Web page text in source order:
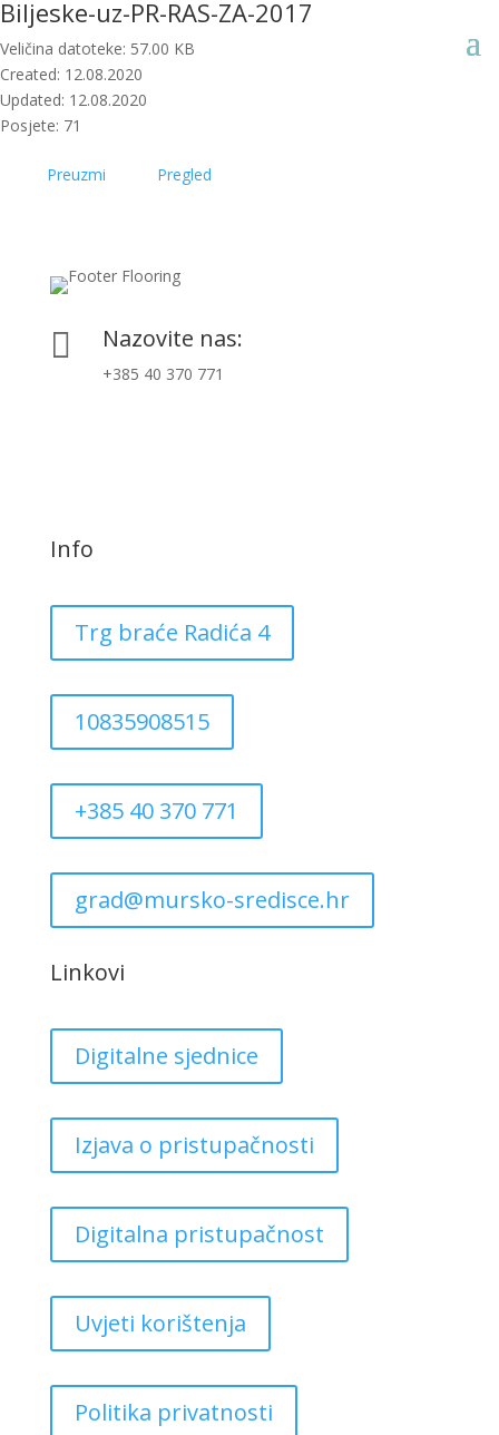
Biljeske-uz-PR-RAS-ZA-2017
Veličina datoteke: 57.00 KB
Created: 12.08.2020
Updated: 12.08.2020
Posjete: 71
Preuzmi Pregled
 Nazovite nas:
+385 40 370 771
Info
Trg braće Radića 4
10835908515
+385 40 370 771
grad@mursko-sredisce.hr
Linkovi
Digitalne sjednice
Izjava o pristupačnosti
Digitalna pristupačnost
Uvjeti korištenja
Politika privatnosti